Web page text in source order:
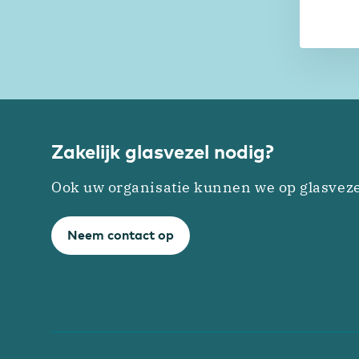
Zakelijk glasvezel nodig?
Ook uw organisatie kunnen we op
Neem contact op